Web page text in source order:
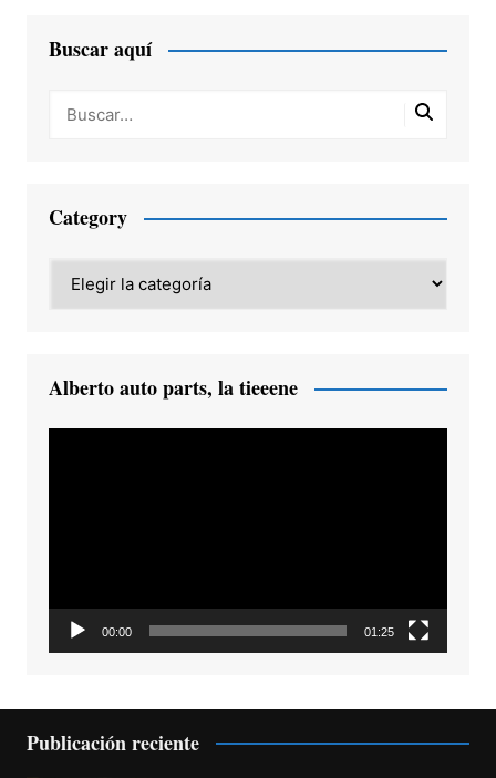
Buscar aquí
Category
Alberto auto parts, la tieeene
00:00 01:25
Publicación reciente